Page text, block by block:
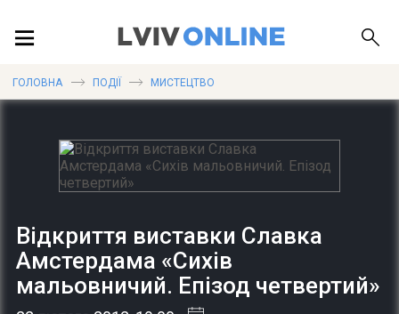
ГОЛОВНА ПОДІЇ МИСТЕЦТВО
Відкриття виставки Славка
Амстердама «Сихів
мальовничий. Епізод четвертий»